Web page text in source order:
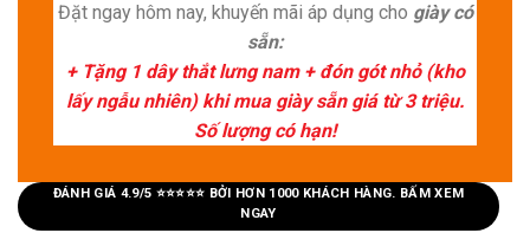
Đặt ngay hôm nay, khuyến mãi áp dụng cho giày có
sẵn:
+ Tặng 1 dây thắt lưng nam + đón gót nhỏ (kho
lấy ngẫu nhiên) khi mua giày sẵn giá từ 3 triệu.
Số lượng có hạn!
ĐÁNH GIÁ 4.9/5 ⭐⭐⭐⭐⭐ BỞI HƠN 1000 KHÁCH HÀNG. BẤM XEM
NGAY